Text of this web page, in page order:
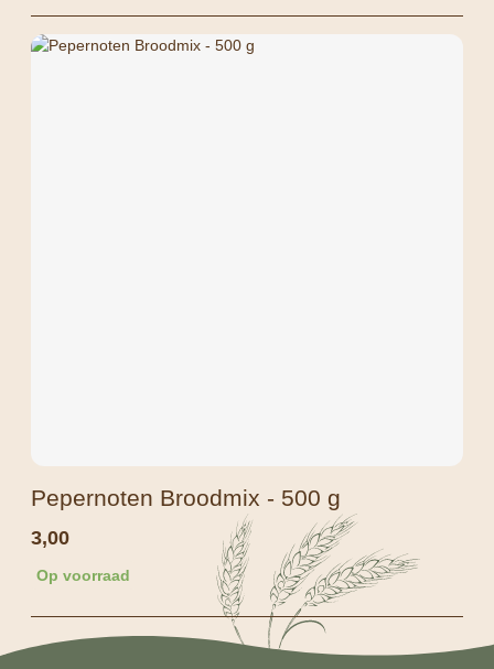
Pepernoten Broodmix - 500 g
3,00
Op voorraad